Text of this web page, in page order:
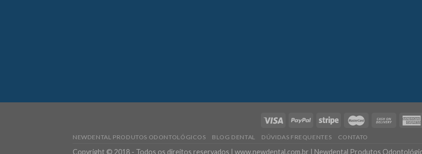
NEWDENTAL PRODUTOS ODONTOLÓGICOS BLOG DENTAL DÚVIDAS FREQUENTES CONTATO
Copyright © 2018 - Todos os direitos reservados | www.newdental.com.br | Newdental Produtos